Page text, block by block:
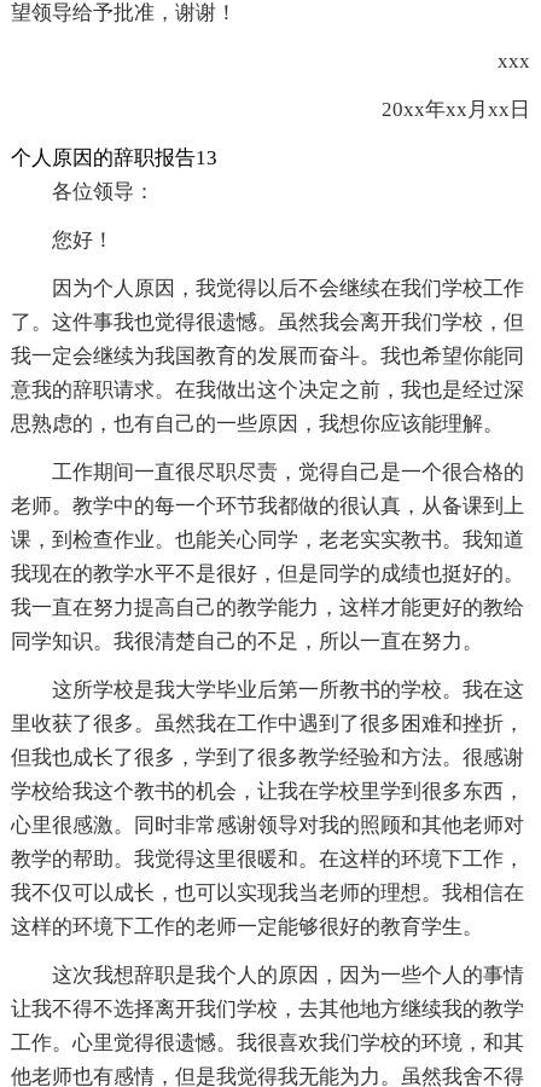
望领导给予批准，谢谢！
xxx
20xx年xx月xx日
个人原因的辞职报告13
各位领导：
您好！
因为个人原因，我觉得以后不会继续在我们学校工作
了。这件事我也觉得很遗憾。虽然我会离开我们学校，但
我一定会继续为我国教育的发展而奋斗。我也希望你能同
意我的辞职请求。在我做出这个决定之前，我也是经过深
思熟虑的，也有自己的一些原因，我想你应该能理解。
工作期间一直很尽职尽责，觉得自己是一个很合格的
老师。教学中的每一个环节我都做的很认真，从备课到上
课，到检查作业。也能关心同学，老老实实教书。我知道
我现在的教学水平不是很好，但是同学的成绩也挺好的。
我一直在努力提高自己的教学能力，这样才能更好的教给
同学知识。我很清楚自己的不足，所以一直在努力。
这所学校是我大学毕业后第一所教书的学校。我在这
里收获了很多。虽然我在工作中遇到了很多困难和挫折，
但我也成长了很多，学到了很多教学经验和方法。很感谢
学校给我这个教书的机会，让我在学校里学到很多东西，
心里很感激。同时非常感谢领导对我的照顾和其他老师对
教学的帮助。我觉得这里很暖和。在这样的环境下工作，
我不仅可以成长，也可以实现我当老师的理想。我相信在
这样的环境下工作的老师一定能够很好的教育学生。
这次我想辞职是我个人的原因，因为一些个人的事情
让我不得不选择离开我们学校，去其他地方继续我的教学
工作。心里觉得很遗憾。我很喜欢我们学校的环境，和其
他老师也有感情，但是我觉得我无能为力。虽然我舍不得